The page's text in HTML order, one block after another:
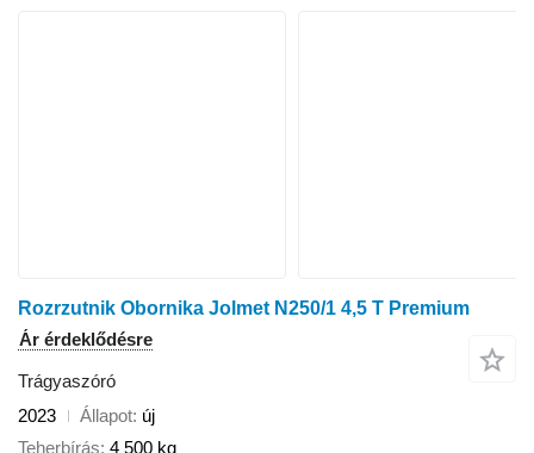
Rozrzutnik Obornika Jolmet N250/1 4,5 T Premium
Ár érdeklődésre
Trágyaszóró
2023
Állapot új
Teherbírás 4 500 kg